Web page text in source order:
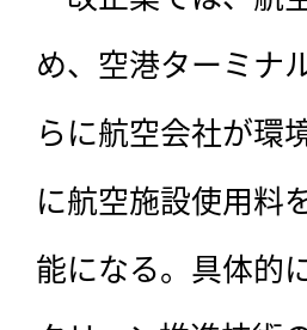
め、空港ターミナ
らに航空会社が環
に航空施設使用料
能になる。具体的